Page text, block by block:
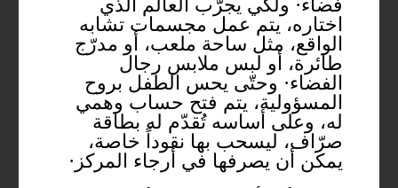
فضاء· ولكي يجرّب العالم الذي
اختاره، يتم عمل مجسمات تشابه
الواقع، مثل ساحة ملعب، أو مدرّج
طائرة، أو لبس ملابس رجال
الفضاء· وحتّى يحس الطفل بروح
المسؤولية، يتم فتح حساب وهمي
له، وعلى أساسه تُقدّم له بطاقة
صرّاف، ليسحب بها نقوداً خاصة،
يمكن أن يصرفها في أرجاء المركز·